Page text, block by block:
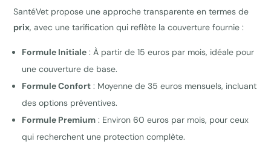
SantéVet propose une approche transparente en termes de
prix, avec une tarification qui reflète la couverture fournie :
Formule Initiale : À partir de 15 euros par mois, idéale pour
une couverture de base.
Formule Confort : Moyenne de 35 euros mensuels, incluant
des options préventives.
Formule Premium : Environ 60 euros par mois, pour ceux
qui recherchent une protection complète.